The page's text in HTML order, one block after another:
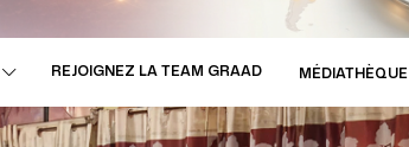
REJOIGNEZ LA TEAM GRAAD MÉDIATHÈQUE